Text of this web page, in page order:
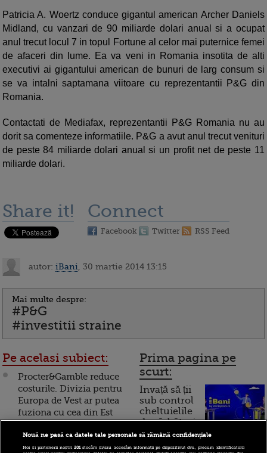
Patricia A. Woertz conduce gigantul american Archer Daniels
Midland, cu vanzari de 90 miliarde dolari anual si a ocupat
anul trecut locul 7 in topul Fortune al celor mai puternice femei
de afaceri din lume. Ea va veni in Romania insotita de alti
executivi ai gigantului american de bunuri de larg consum si
se va intalni saptamana viitoare cu reprezentantii P&G din
Romania.
Contactati de Mediafax, reprezentantii P&G Romania nu au
dorit sa comenteze informatiile. P&G a avut anul trecut venituri
de peste 84 miliarde dolari anual si un profit net de peste 11
miliarde dolari.
Share it! Connect
Facebook Twitter RSS Feed
autor: iBani , 30 martie 2014 13:15
Mai multe despre:
#P&G
#investitii straine
Pe acelasi subiect:
Procter&Gamble reduce
costurile. Divizia pentru
Europa de Vest ar putea
fuziona cu cea din Est
Cartofi de 2,7 mld. dolari.
Procter&Gamble a vandut
Prima pagina pe
scurt:
Invață să ții
sub control
cheltuielile
de sărbători.
Cum
Nouă ne pasă ca datele tale personale să rămână confidențiale
Noi și partenerii noștri201stocăm și/sau accesăm informații pe dispozitivul dvs., precum identificatorii